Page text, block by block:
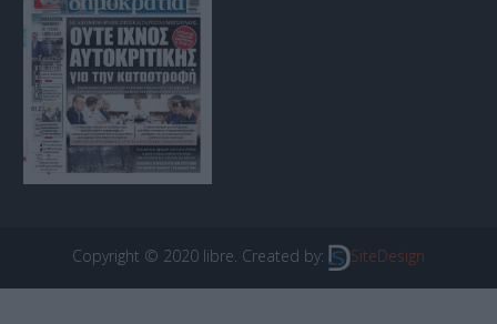
Copyright © 2020 libre. Created by: SiteDesign